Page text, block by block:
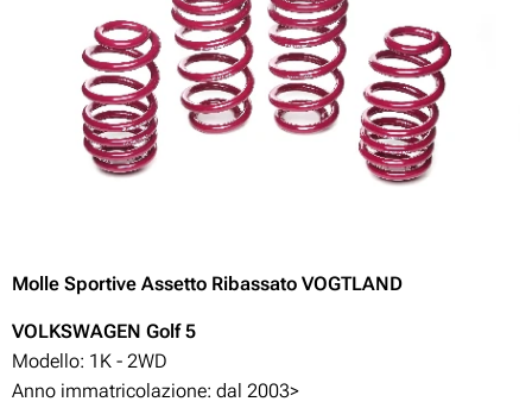
Molle Sportive Assetto Ribassato VOGTLAND
VOLKSWAGEN Golf 5
Modello: 1K - 2WD
Anno immatricolazione: dal 2003>